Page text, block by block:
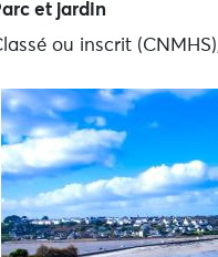
et jardin
ou inscrit